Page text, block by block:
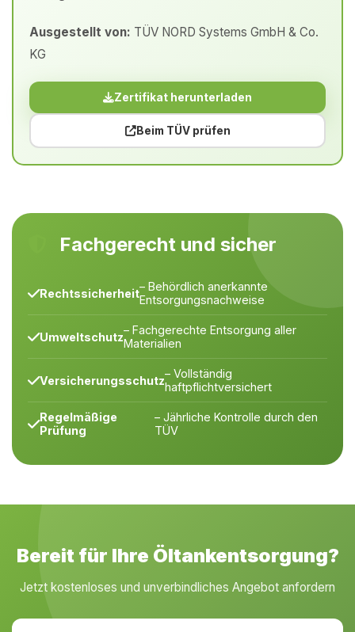
Ausgestellt von: TÜV NORD Systems GmbH & Co.
KG
Zertifikat herunterladen
Beim TÜV prüfen
Fachgerecht und sicher
Rechtssicherheit– Behördlich anerkannte
Entsorgungsnachweise
Umweltschutz– Fachgerechte Entsorgung aller
Materialien
Versicherungsschutz– Vollständig
haftpflichtversichert
Regelmäßige
Prüfung
– Jährliche Kontrolle durch den
TÜV
Bereit für Ihre Öltankentsorgung?
Jetzt kostenloses und unverbindliches Angebot anfordern